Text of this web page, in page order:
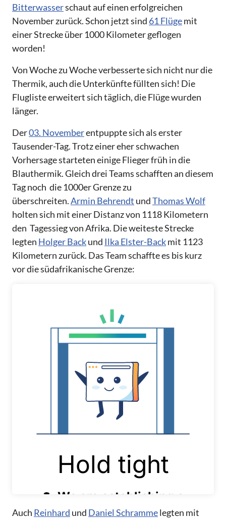
Bitterwasserschaut auf einen erfolgreichen
November zurück. Schon jetzt sind 61 Flügemit
einer Strecke über 1000 Kilometer geflogen
worden!
Von Woche zu Woche verbesserte sich nicht nur die
Thermik, auch die Unterkünfte füllten sich! Die
Flugliste erweitert sich täglich, die Flüge wurden
länger.
Der03. Novemberentpuppte sich als erster
Tausender-Tag. Trotz einer eher schwachen
Vorhersage starteten einige Flieger früh in die
Blauthermik. Gleich drei Teams schafften an diesem
Tag noch die 1000er Grenze zu
überschreiten.Armin Behrendt undThomas Wolf
holten sich mit einer Distanz von 1118 Kilometern
den Tagessieg von Afrika. Die weiteste Strecke
legten Holger Backund Ilka Elster-Backmit 1123
Kilometern zurück. Das Team schaffte es bis kurz
vor die südafrikanische Grenze:
Auch Reinhard und Daniel Schrammelegten mit